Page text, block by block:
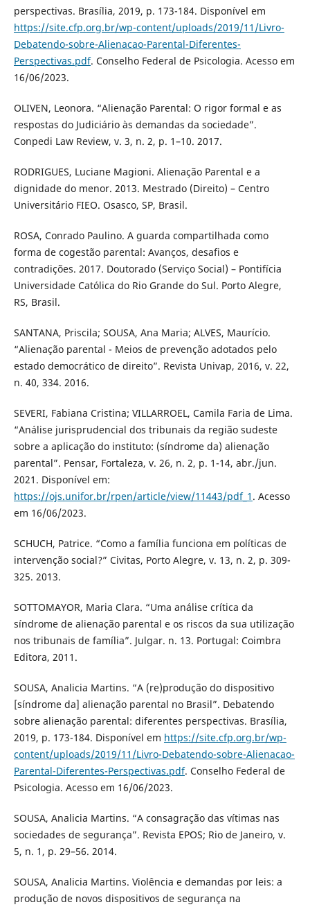
perspectivas. Brasília, 2019, p. 173-184. Disponível em
https://site.cfp.org.br/wp-content/uploads/2019/11/Livro-
Debatendo-sobre-Alienacao-Parental-Diferentes-
Perspectivas.pdf. Conselho Federal de Psicologia. Acesso em
16/06/2023.
OLIVEN, Leonora. “Alienação Parental: O rigor formal e as
respostas do Judiciário às demandas da sociedade”.
Conpedi Law Review, v. 3, n. 2, p. 1–10. 2017.
RODRIGUES, Luciane Magioni. Alienação Parental e a
dignidade do menor. 2013. Mestrado (Direito) – Centro
Universitário FIEO. Osasco, SP, Brasil.
ROSA, Conrado Paulino. A guarda compartilhada como
forma de cogestão parental: Avanços, desafios e
contradições. 2017. Doutorado (Serviço Social) – Pontifícia
Universidade Católica do Rio Grande do Sul. Porto Alegre,
RS, Brasil.
SANTANA, Priscila; SOUSA, Ana Maria; ALVES, Maurício.
“Alienação parental - Meios de prevenção adotados pelo
estado democrático de direito”. Revista Univap, 2016, v. 22,
n. 40, 334. 2016.
SEVERI, Fabiana Cristina; VILLARROEL, Camila Faria de Lima.
“Análise jurisprudencial dos tribunais da região sudeste
sobre a aplicação do instituto: (síndrome da) alienação
parental”. Pensar, Fortaleza, v. 26, n. 2, p. 1-14, abr./jun.
2021. Disponível em:
https://ojs.unifor.br/rpen/article/view/11443/pdf_1 . Acesso
em 16/06/2023.
SCHUCH, Patrice. “Como a família funciona em políticas de
intervenção social?” Civitas, Porto Alegre, v. 13, n. 2, p. 309-
325. 2013.
SOTTOMAYOR, Maria Clara. “Uma análise crítica da
síndrome de alienação parental e os riscos da sua utilização
nos tribunais de família”. Julgar. n. 13. Portugal: Coimbra
Editora, 2011.
SOUSA, Analicia Martins. “A (re)produção do dispositivo
[síndrome da] alienação parental no Brasil”. Debatendo
sobre alienação parental: diferentes perspectivas. Brasília,
2019, p. 173-184. Disponível em https://site.cfp.org.br/wp-
content/uploads/2019/11/Livro-Debatendo-sobre-Alienacao-
Parental-Diferentes-Perspectivas.pdf. Conselho Federal de
Psicologia. Acesso em 16/06/2023.
SOUSA, Analicia Martins. “A consagração das vítimas nas
sociedades de segurança”. Revista EPOS; Rio de Janeiro, v.
5, n. 1, p. 29–56. 2014.
SOUSA, Analicia Martins. Violência e demandas por leis: a
produção de novos dispositivos de segurança na